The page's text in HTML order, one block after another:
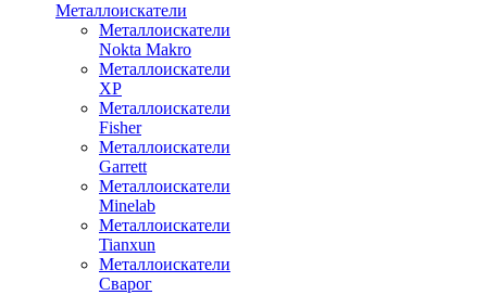
Металлоискатели
Металлоискатели
Nokta Makro
Металлоискатели
XP
Металлоискатели
Fisher
Металлоискатели
Garrett
Металлоискатели
Minelab
Металлоискатели
Tianxun
Металлоискатели
Сварог